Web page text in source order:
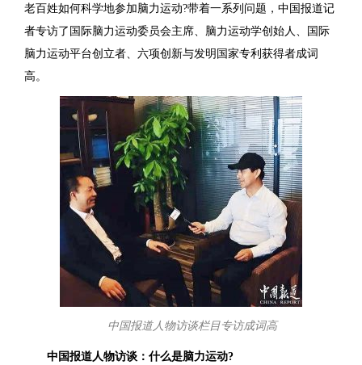
老百姓如何科学地参加脑力运动?带着一系列问题，中国报道记
者专访了国际脑力运动委员会主席、脑力运动学创始人、国际
脑力运动平台创立者、六项创新与发明国家专利获得者成词
高。
中国报道人物访谈栏目专访成词高
中国报道人物访谈：什么是脑力运动?